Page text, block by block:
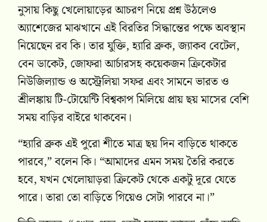
নুসায় কিছু খেলোয়াড়ের আচরণ নিয়ে প্রশ্ন উঠলেও
অ্যাশেজের মাঝখানে এই বিরতির সিদ্ধান্তের পক্ষে অবস্থান
নিয়েছেন রব কি। তার যুক্তি, হ্যারি ব্রুক, জ্যাকব বেটেল,
বেন ডাকেট, জোফরা আর্চারসহ কয়েকজন ক্রিকেটার
নিউজিল্যান্ড ও অস্ট্রেলিয়া সফর এবং সামনে ভারত ও
শ্রীলঙ্কায় টি-টোয়েন্টি বিশ্বকাপ মিলিয়ে প্রায় ছয় মাসের বেশি
সময় বাড়ির বাইরে থাকবেন।
“হ্যারি ব্রুক এই পুরো শীতে মাত্র ছয় দিন বাড়িতে থাকতে
পারবে,” বলেন কি। “আমাদের এমন সময় তৈরি করতে
হবে, যখন খেলোয়াড়রা ক্রিকেট থেকে একটু দূরে যেতে
পারে। তারা তো বাড়িতে গিয়েও সেটা পারবে না।”